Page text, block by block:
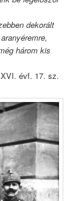
dekorált
három kis
évf. 17. sz.